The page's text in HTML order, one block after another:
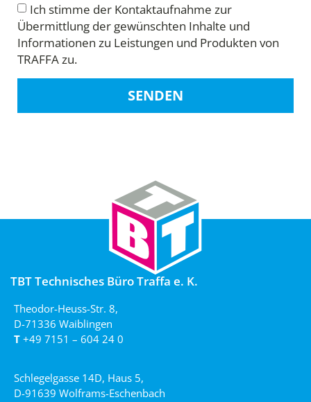
Ich stimme der Kontaktaufnahme zur
Übermittlung der gewünschten Inhalte und
Informationen zu Leistungen und Produkten von
TRAFFA zu.
SENDEN
TBT Technisches Büro Traffa e. K.
Theodor-Heuss-Str. 8,
D-71336 Waiblingen
T +49 7151 – 604 24 0
Schlegelgasse 14D, Haus 5,
D-91639 Wolframs-Eschenbach